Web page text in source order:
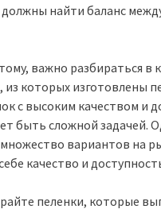
найти баланс
важно разбираться в
которых изготовлены
с высоким качеством и
быть сложной задачей.
вариантов на
качество и
пеленки, которые